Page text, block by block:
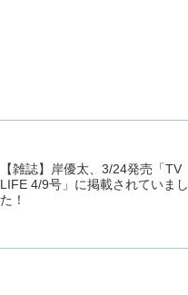
【雑誌】岸優太、3/24発売「TV
LIFE 4/9号」に掲載されていまし
た！